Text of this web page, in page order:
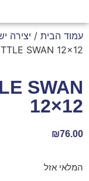
עמוד הבית / יצירה
SWAN 12×12
SWAN
12×12
₪76.00
המלאי אזל